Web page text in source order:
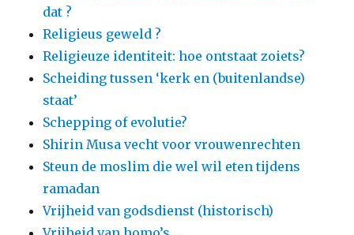
dat ?
Religieus geweld ?
Religieuze identiteit: hoe ontstaat zoiets?
Scheiding tussen ‘kerk en (buitenlandse)
staat’
Schepping of evolutie?
Shirin Musa vecht voor vrouwenrechten
Steun de moslim die wel wil eten tijdens
ramadan
Vrijheid van godsdienst (historisch)